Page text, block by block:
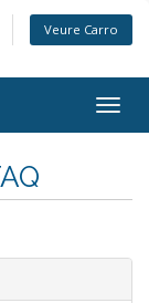
Veure Carro